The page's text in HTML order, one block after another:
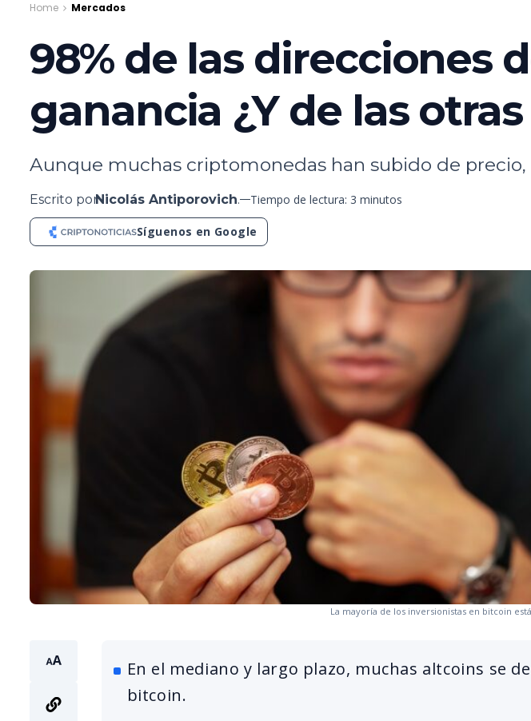
Home Mercados
98% de las direcciones
ganancia ¿Y de las
Aunque muchas criptomonedas han subido de
Escrito porNicolás Antiporovich. Tiempo de lectura: 3 minutos
Síguenos en Google
La mayoría de los inversionistas en bitcoin
En el mediano y largo plazo, muchas altcoins se
bitcoin.